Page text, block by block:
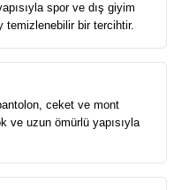
spor ve dış giyim
temizlenebilir bir tercihtir.
ceket ve mont
ve uzun ömürlü yapısıyla